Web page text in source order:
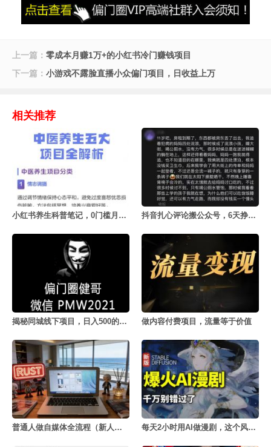
上一篇： 零成本月赚1万+的小红书冷门赚钱项目
下一篇： 小游戏不露脸直播小众偏门项目，日收益上万
相关推荐
小红书养生科普笔记，0门槛月赚5000+ 抖音扎心评论搬公众号，6天挣了1653元
揭秘同城线下项目，日入500的秘密 做内容付费项目，流量等于价值
普通人做自媒体全流程（新人版） 每天2小时用AI做漫剧，这个风口项目太香了